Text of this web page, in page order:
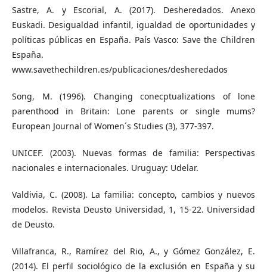
Sastre, A. y Escorial, A. (2017). Desheredados. Anexo
Euskadi. Desigualdad infantil, igualdad de oportunidades y
políticas públicas en España. País Vasco: Save the Children
España.
www.savethechildren.es/publicaciones/desheredados
Song, M. (1996). Changing conecptualizations of lone
parenthood in Britain: Lone parents or single mums?
European Journal of Women´s Studies (3), 377-397.
UNICEF. (2003). Nuevas formas de familia: Perspectivas
nacionales e internacionales. Uruguay: Udelar.
Valdivia, C. (2008). La familia: concepto, cambios y nuevos
modelos. Revista Deusto Universidad, 1, 15-22. Universidad
de Deusto.
Villafranca, R., Ramírez del Rio, A., y Gómez González, E.
(2014). El perfil sociológico de la exclusión en España y su